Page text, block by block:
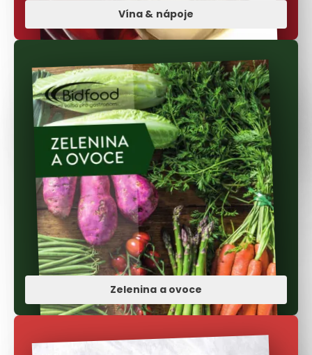
Vína & nápoje
Zelenina a ovoce